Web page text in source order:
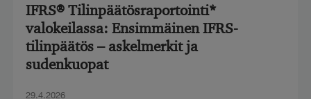
IFRS® Tilinpäätösraportointi*
valokeilassa: Ensimmäinen IFRS-
tilinpäätös – askelmerkit ja
sudenkuopat
29.4.2026